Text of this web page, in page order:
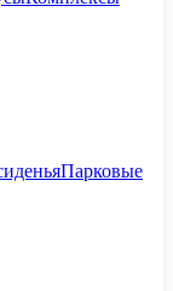
Парковые